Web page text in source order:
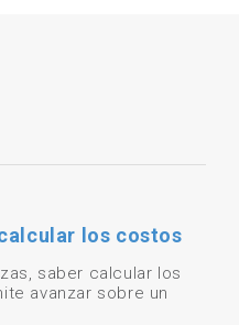
los costos
saber calcular los
avanzar sobre un